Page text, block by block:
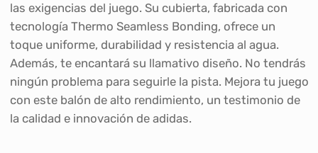
las exigencias del juego. Su cubierta, fabricada con
tecnología Thermo Seamless Bonding, ofrece un
toque uniforme, durabilidad y resistencia al agua.
Además, te encantará su llamativo diseño. No tendrás
ningún problema para seguirle la pista. Mejora tu juego
con este balón de alto rendimiento, un testimonio de
la calidad e innovación de adidas.